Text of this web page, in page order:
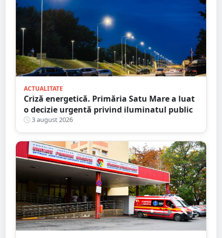
ACTUALITATE
Criză energetică. Primăria Satu Mare a luat
o decizie urgentă privind iluminatul public
3 august 2026